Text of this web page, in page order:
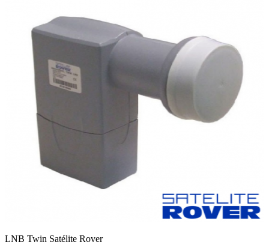
LNB Twin Satélite Rover